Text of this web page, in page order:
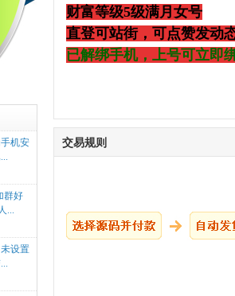
机安
群好
...
设置
财富等级5级满月女号
直登可站街，可点赞发动
已解绑手机，上号可立即
交易规则